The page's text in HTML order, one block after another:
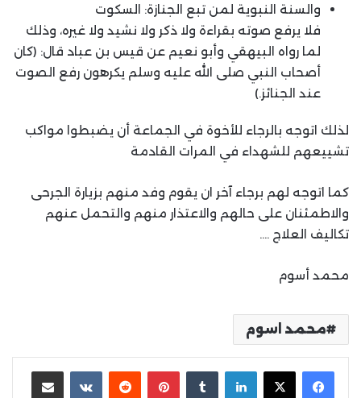
والسنة النبوية لمن تبع الجنازة: السكوت
فلا يرفع صوته بقراءة ولا ذكر ولا نشيد ولا غيره، وذلك
لما رواه البيهقي وأبو نعيم عن قيس بن عباد قال: (كان
أصحاب النبي صلى الله عليه وسلم يكرهون رفع الصوت
عند الجنائز.)
لذلك اتوجه بالرجاء للأخوة في الجماعة أن يضبطوا مواكب
تشييعهم للشهداء في المرات القادمة
كما اتوجه لهم برجاء آخر ان يقوم وفد منهم بزيارة الجرحى
والاطمئنان على حالهم والاعتذار منهم والتحمل عنهم
تكاليف العلاج ….
محمد أسوم
محمد اسوم
لينكدإن بينتيريست مشاركة عبر البريد